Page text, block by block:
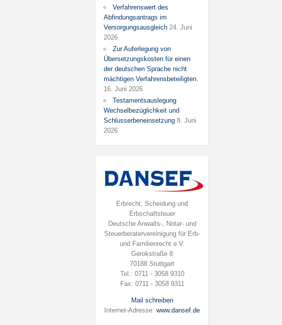
Verfahrenswert des
Abfindungsantrags im
Versorgungsausgleich 24. Juni
2026
Zur Auferlegung von
Übersetzungskosten für einen
der deutschen Sprache nicht
mächtigen Verfahrensbeteiligten.
16. Juni 2026
Testamentsauslegung
Wechselbezüglichkeit und
Schlusserbeneinsetzung 8. Juni
2026
Erbrecht, Scheidung und
Erbschaftsteuer
Deutsche Anwalts-, Notar- und
Steuerberatervereinigung für Erb-
und Familienrecht e.V.
Gerokstraße 8
70188 Stuttgart
Tel.: 0711 - 3058 9310
Fax: 0711 - 3058 9311
Mail schreiben
Internet-Adresse:www.dansef.de